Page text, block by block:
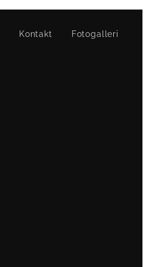
Kontakt Fotogalleri